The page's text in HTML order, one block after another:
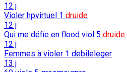
12 j
Violer hpvirtuel 1 druide
12 j
Qui me défie en flood viol 5 druide
12 j
Femmes à violer 1 debileleger
13 j